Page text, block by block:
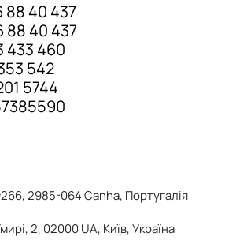
88 40 437
88 40 437
433 460
542
5744
2985-064 Canha, Португалія
2, 02000 UA, Київ, Україна